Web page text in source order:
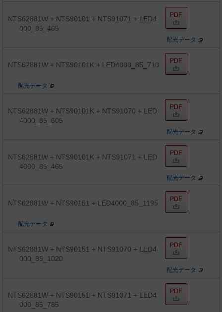
NTS62881W + NTS90101 + NTS91071 + LED4
000_85_465
配光データ
NTS62881W + NTS90101K + LED4000_85_710
配光データ
NTS62881W + NTS90101K + NTS91070 + LED
4000_85_605
配光データ
NTS62881W + NTS90101K + NTS91071 + LED
4000_85_465
配光データ
NTS62881W + NTS90151 + LED4000_85_1195
配光データ
NTS62881W + NTS90151 + NTS91070 + LED4
000_85_1020
配光データ
NTS62881W + NTS90151 + NTS91071 + LED4
000_85_785